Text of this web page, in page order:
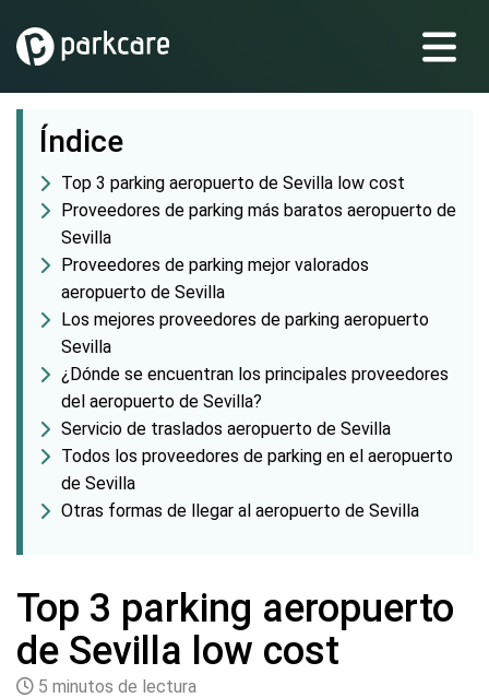
Índice
Top 3 parking aeropuerto de Sevilla low cost
Proveedores de parking más baratos aeropuerto de
Sevilla
Proveedores de parking mejor valorados
aeropuerto de Sevilla
Los mejores proveedores de parking aeropuerto
Sevilla
¿Dónde se encuentran los principales proveedores
del aeropuerto de Sevilla?
Servicio de traslados aeropuerto de Sevilla
Todos los proveedores de parking en el aeropuerto
de Sevilla
Otras formas de llegar al aeropuerto de Sevilla
Top 3 parking aeropuerto
de Sevilla low cost
5 minutos de lectura